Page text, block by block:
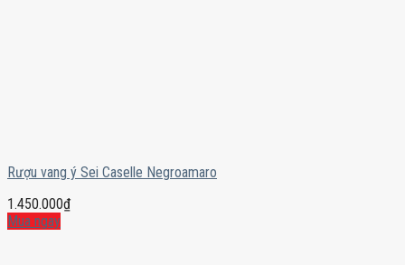
Rượu vang ý Sei Caselle Negroamaro
1.450.000₫
Mua ngay